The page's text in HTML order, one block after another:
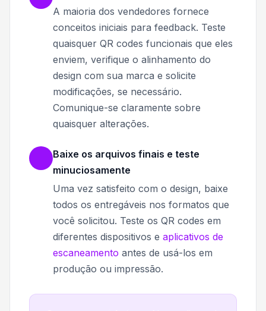
A maioria dos vendedores fornece
conceitos iniciais para feedback. Teste
quaisquer QR codes funcionais que eles
enviem, verifique o alinhamento do
design com sua marca e solicite
modificações, se necessário.
Comunique-se claramente sobre
quaisquer alterações.
Baixe os arquivos finais e teste
minuciosamente
Uma vez satisfeito com o design, baixe
todos os entregáveis nos formatos que
você solicitou. Teste os QR codes em
diferentes dispositivos e aplicativos de
escaneamento antes de usá-los em
produção ou impressão.